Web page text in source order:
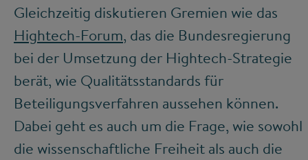
Gleichzeitig diskutieren Gremien wie das
Hightech-Forum, das die Bundesregierung
bei der Umsetzung der Hightech-Strategie
berät, wie Qualitätsstandards für
Beteiligungsverfahren aussehen können.
Dabei geht es auch um die Frage, wie sowohl
die wissenschaftliche Freiheit als auch die